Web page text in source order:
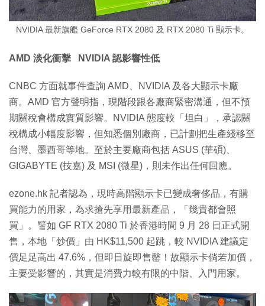
NVIDIA 最新旗艦 GeForce RTX 2080 及 RTX 2080 Ti 顯示卡。
AMD 淡化衝擊 NVIDIA 認影響性低
CNBC 方面就事件查詢 AMD、NVIDIA 及各大顯示卡廠
商。AMD 官方聲明指，現階段跟各廠商緊密溝通，但不預
期關稅會構成實質影響。NVIDIA 態度較「坦白」，承認關
稅構成小幅度影響，但知悉個別廠商，已計劃把生產綫移至
台灣、墨西哥等地。至於主要廠商包括 ASUS (華碩)、
GIGABYTE (技嘉) 及 MSI (微星)，則未作出任何回應。
ezone.hk 記者認為，現時高階顯示卡已變成奢侈品，有購
買能力的用家，為求搶先享用最新產品，「幾貴都會照
買」。譬如 GF RTX 2080 Ti 於香港時間 9 月 28 日正式開
售，本地「炒價」由 HK$11,500 起跳，較 NVIDIA 建議定
價足足高出 47.6%，但即日旋即售罄！故顯示卡倘若加價，
主要受影響的，其實是消費力較有限的中階、入門用家。